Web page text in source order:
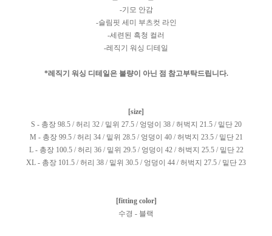
-기모 안감
-슬림핏 세미 부츠컷 라인
-세련된 흑청 컬러
-레직기 워싱 디테일
*레직기 워싱 디테일은 불량이 아닌 점 참고부탁드립니다.
[size]
S - 총장 98.5 / 허리 32 / 밑위 27.5 / 엉덩이 38 / 허벅지 21.5 / 밑단 20
M - 총장 99.5 / 허리 34 / 밑위 28.5 / 엉덩이 40 / 허벅지 23.5 / 밑단 21
L - 총장 100.5 / 허리 36 / 밑위 29.5 / 엉덩이 42 / 허벅지 25.5 / 밑단 22
XL - 총장 101.5 / 허리 38 / 밑위 30.5 / 엉덩이 44 / 허벅지 27.5 / 밑단 23
[fitting color]
수경 - 블랙